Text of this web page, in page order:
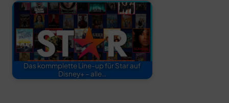
Das kommplette Line-up für Star auf
Disney+ – alle…